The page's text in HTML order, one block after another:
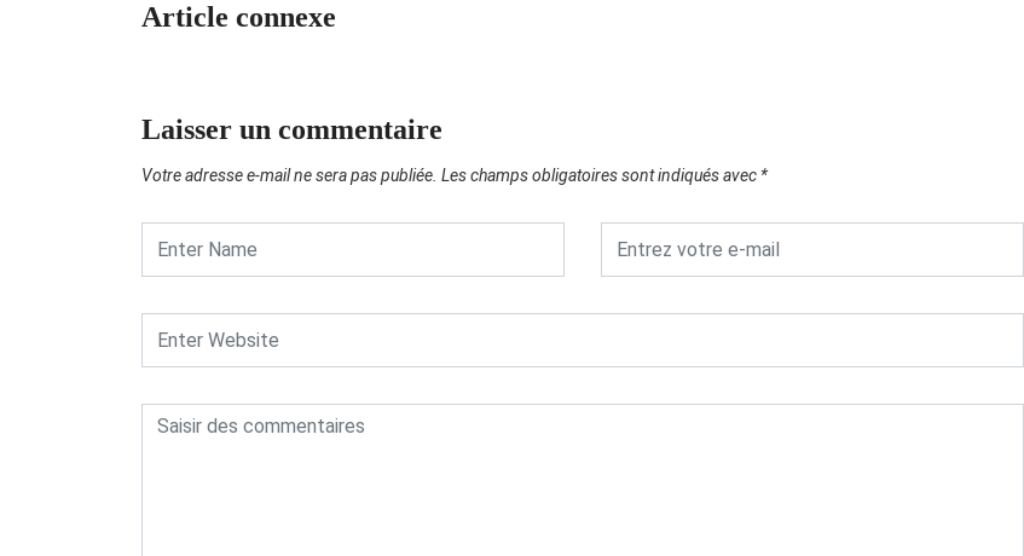
Article connexe
Laisser un commentaire
Votre adresse e-mail ne sera pas publiée. Les champs obligatoires sont indiqués avec *